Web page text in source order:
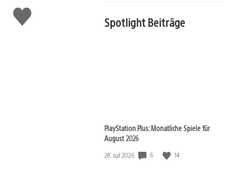
Gefällt
mir Spotlight Beiträge
PlayStation Plus: Monatliche Spiele für
August 2026
Veröffentlichungsdatum:
28. Jul 2026 6 14